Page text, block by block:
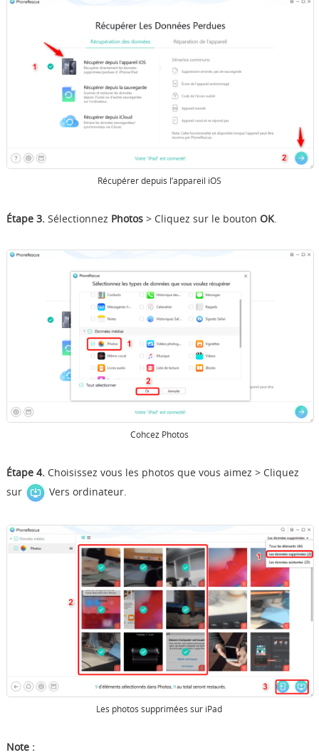
Récupérer depuis l’appareil iOS
Étape 3.Sélectionnez Photos > Cliquez sur le bouton OK.
Cohcez Photos
Étape 4.Choisissez vous les photos que vous aimez > Cliquez
sur
Vers ordinateur.
Les photos supprimées sur iPad
Note :